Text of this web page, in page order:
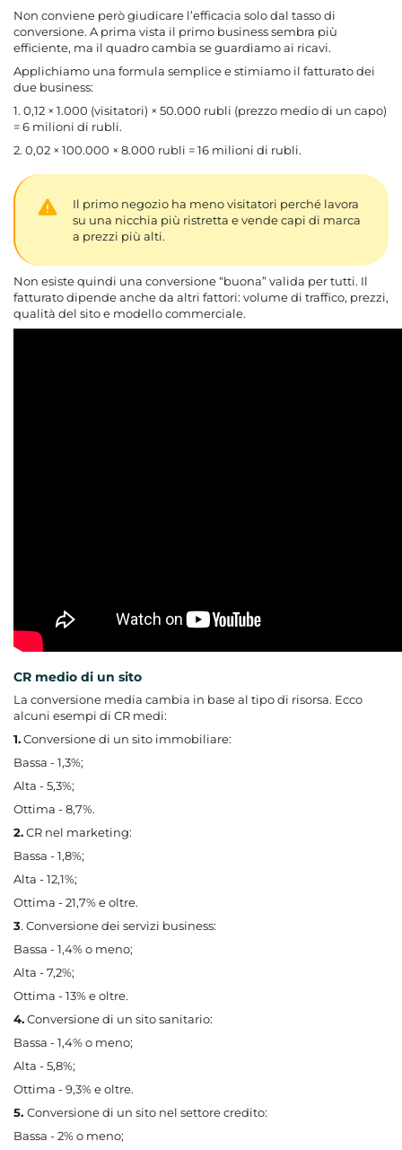
Non conviene però giudicare l’efficacia solo dal tasso di
conversione. A prima vista il primo business sembra più
efficiente, ma il quadro cambia se guardiamo ai ricavi.
Applichiamo una formula semplice e stimiamo il fatturato dei
due business:
1. 0,12 × 1.000 (visitatori) × 50.000 rubli (prezzo medio di un capo)
= 6 milioni di rubli.
2. 0,02 × 100.000 × 8.000 rubli = 16 milioni di rubli.
Il primo negozio ha meno visitatori perché lavora
su una nicchia più ristretta e vende capi di marca
a prezzi più alti.
Non esiste quindi una conversione “buona” valida per tutti. Il
fatturato dipende anche da altri fattori: volume di traffico, prezzi,
qualità del sito e modello commerciale.
CR medio di un sito
La conversione media cambia in base al tipo di risorsa. Ecco
alcuni esempi di CR medi:
1.Conversione di un sito immobiliare:
Bassa - 1,3%;
Alta - 5,3%;
Ottima - 8,7%.
2.CR nel marketing:
Bassa - 1,8%;
Alta - 12,1%;
Ottima - 21,7% e oltre.
3. Conversione dei servizi business:
Bassa - 1,4% o meno;
Alta - 7,2%;
Ottima - 13% e oltre.
4.Conversione di un sito sanitario:
Bassa - 1,4% o meno;
Alta - 5,8%;
Ottima - 9,3% e oltre.
5. Conversione di un sito nel settore credito:
Bassa - 2% o meno;